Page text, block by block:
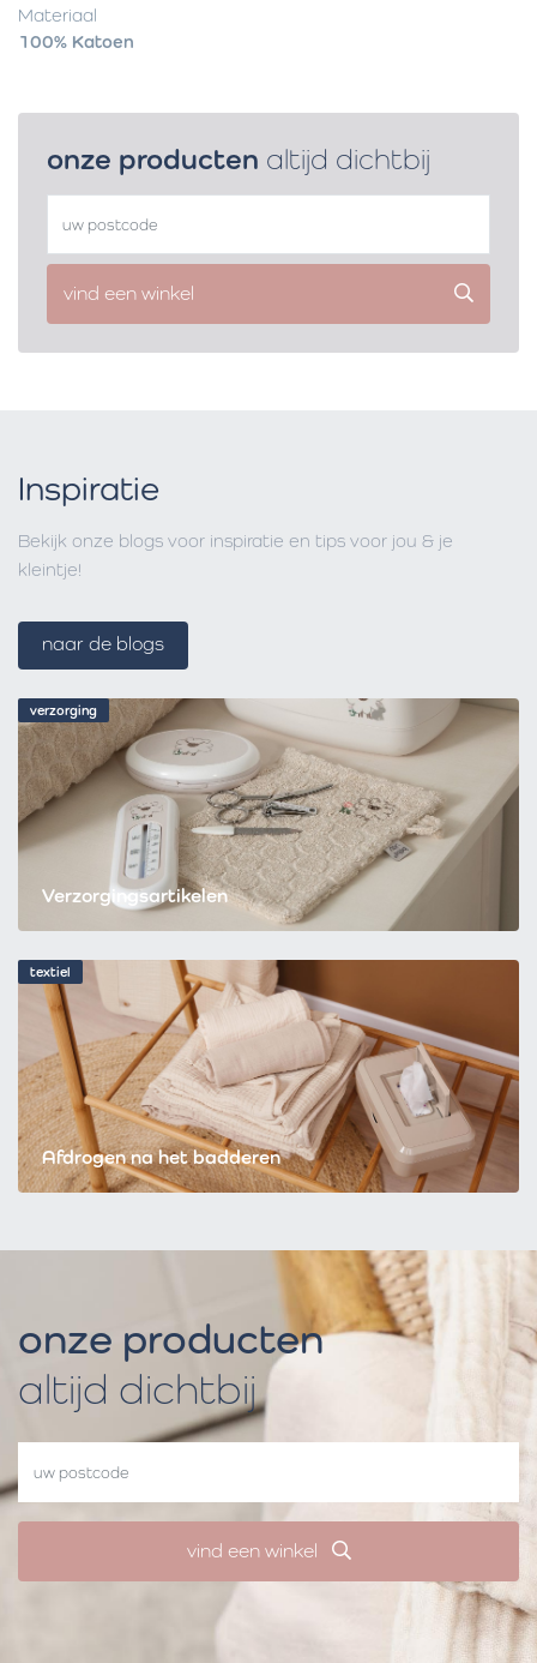
Materiaal
100% Katoen
onze producten altijd dichtbij
vind een winkel
verzorging
Verzorgingsartikelen
textiel
Afdrogen na het badderen
Inspiratie
Bekijk onze blogs voor inspiratie en tips voor jou & je
kleintje!
naar de blogs
onze producten
altijd dichtbij
vind een winkel